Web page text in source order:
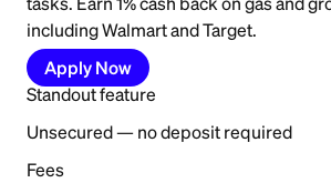
including Walmart and Target.
Apply Now
Standout feature
Unsecured — no deposit required
Fees